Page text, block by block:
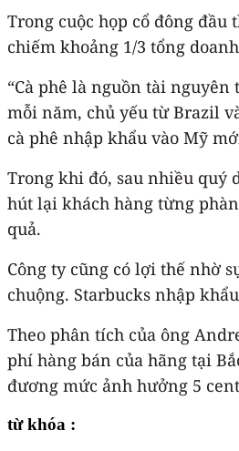
Trong cuộc họp cổ đông đầu
chiếm khoảng 1/3 tổng
“Cà phê là nguồn tài
mỗi năm, chủ yếu từ Brazil
cà phê nhập khẩu vào Mỹ
Trong khi đó, sau nhiều quý
hút lại khách hàng từng
quả.
Công ty cũng có lợi thế nhờ
chuộng. Starbucks nhập
Theo phân tích của ông
phí hàng bán của hãng tại
đương mức ảnh hưởng 5
từ khóa :